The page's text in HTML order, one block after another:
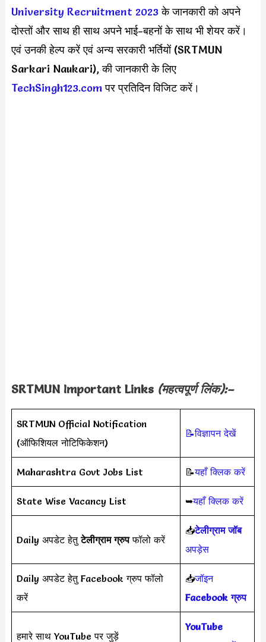
University Recruitment 2023के जानकारी को अपने
दोस्तों और साथ ही साथ अपने भाई-बहनों के साथ भी शेयर करें।
एवं उनकी हेल्प करें एवं अन्य सरकारी भर्तियों (SRTMUN
Sarkari Naukari), की जानकारी के लिए
TechSingh123.comपर प्रतिदिन विजिट करें।
SRTMUN Important Links (महत्वपूर्ण लिंक):–
SRTMUN Official Notification
(ऑफिशियल नोटिफिकेशन)
📝विज्ञापन देखें
Maharashtra Govt Jobs List 📝यहाँ क्लिक करें
State Wise Vacancy List ➥यहाँ क्लिक करें
Daily अपडेट हेतुटेलीग्राम ग्रुपफॉलो करें
📥टेलीग्राम जॉब
अपड़ेस
Daily अपडेट हेतु Facebook ग्रुप फॉलो
करें
📥जॉइन
Facebook ग्रुप
हमारे साथ YouTube पर जुड़ें
YouTube